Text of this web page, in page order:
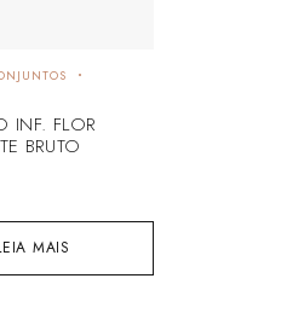
MAIS
INF. FLOR
BRUTO